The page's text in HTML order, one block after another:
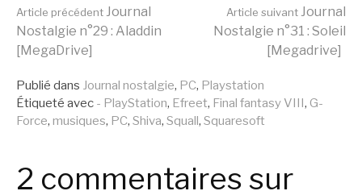
Lire
la
suite
Article précédent Journal
Nostalgie n°29 : Aladdin
[MegaDrive]
Article suivant Journal
Nostalgie n°31 : Soleil
[Megadrive]
Publié dans Journal nostalgie, PC, Playstation
Étiqueté avec - PlayStation, Efreet, Final fantasy VIII , G-
Force, musiques, PC, Shiva, Squall , Squaresoft
2 commentaires sur